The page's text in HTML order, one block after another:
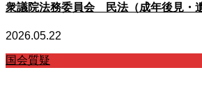
衆議院法務委員会 民法（成年後見・
2026.05.22
国会質疑